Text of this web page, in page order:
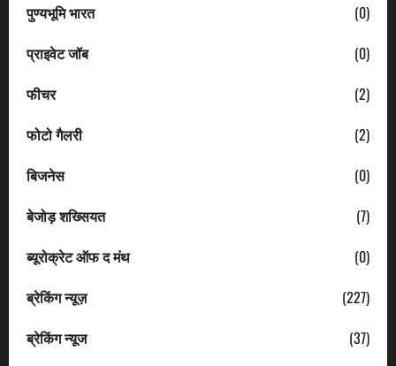
पुण्यभूमि भारत
(0)
प्राइवेट जॉब
(0)
फीचर
(2)
फोटो गैलरी
(2)
बिजनेस
(0)
बेजोड़ शख्सियत
(7)
ब्यूरोक्रेट ऑफ द मंथ
(0)
ब्रेकिंग न्यूज़
(227)
ब्रेकिंग न्यूज
(37)